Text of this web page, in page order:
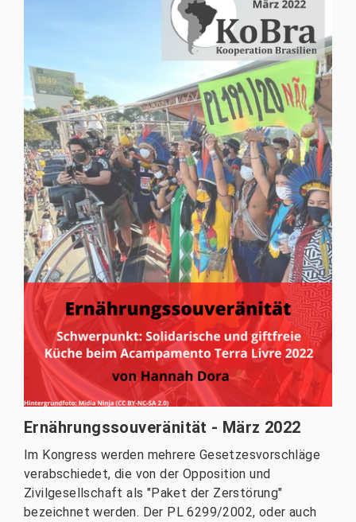
Ernährungssouveränität - März 2022
Im Kongress werden mehrere Gesetzesvorschläge
verabschiedet, die von der Opposition und
Zivilgesellschaft als "Paket der Zerstörung"
bezeichnet werden. Der PL 6299/2002, oder auch